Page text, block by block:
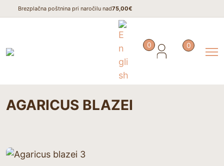
Brezplačna poštnina pri naročilu nad75,00€
0
0
AGARICUS BLAZEI
AGARICUS BLAZEI